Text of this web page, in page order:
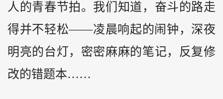
人的青春节拍。我们知道，奋斗的路走
得并不轻松——凌晨响起的闹钟，深夜
明亮的台灯，密密麻麻的笔记，反复修
改的错题本……